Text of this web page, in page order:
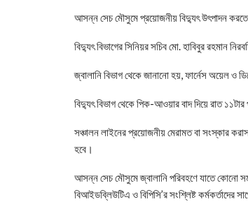
আসন্ন সেচ মৌসুমে প্রয়োজনীয় বিদ্যুৎ উৎপাদন করতে
বিদ্যুৎ বিভাগের সিনিয়র সচিব মো. হাবিবুর রহমান
জ্বালানি বিভাগ থেকে জানানো হয়, ফার্নেস অয়েল ও
বিদ্যুৎ বিভাগ থেকে পিক-আওয়ার বাদ দিয়ে রাত
সঞ্চালন লাইনের প্রয়োজনীয় মেরামত বা সংস্কার
হবে।
আসন্ন সেচ মৌসুমে জ্বালানি পরিবহণে যাতে কোনো
বিআইডব্লিউটিএ ও বিপিসি’র সংশ্লিষ্ট কর্মকর্তাদের